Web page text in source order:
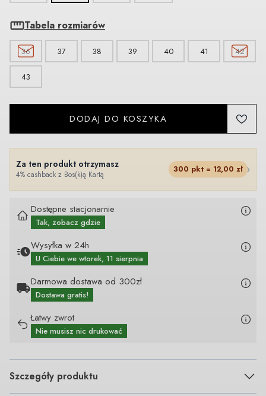
Tabela rozmiarów
36 37 38 39 40 41 42
43
DODAJ DO KOSZYKA
Za ten produkt otrzymasz
4% cashback z Bos(k)ą Kartą
300 pkt = 12,00 zł ›
Dostępne stacjonarnie
Tak, zobacz gdzie
Wysyłka w 24h
U Ciebie we wtorek, 11 sierpnia
Darmowa dostawa od 300zł
Dostawa gratis!
Łatwy zwrot
Nie musisz nic drukować
Szczegóły produktu